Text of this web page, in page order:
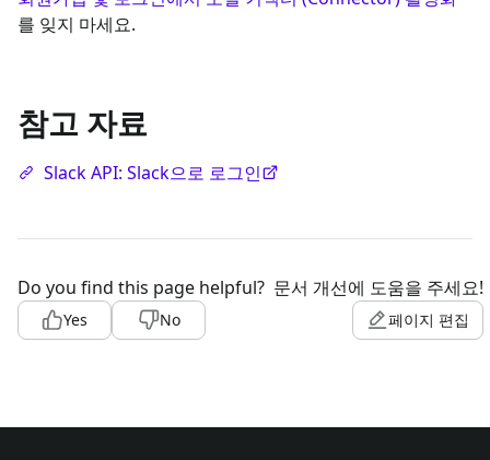
를 잊지 마세요.
참고 자료
Slack API: Slack으로 로그인
Do you find this page helpful?
Yes No
문서 개선에 도움을 주세요!
페이지 편집